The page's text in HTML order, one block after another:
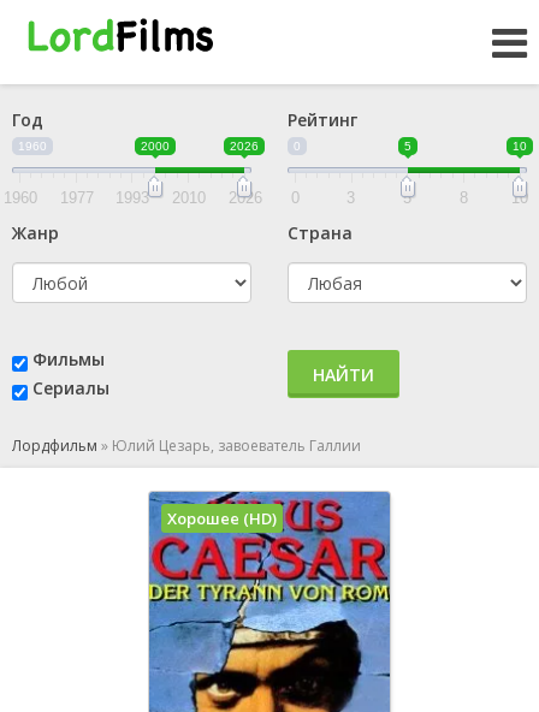
Год
1960 2000 2026
1960 1977 1993 2010 2026
Рейтинг
0 5 10
0 3 5 8 10
Жанр Страна
Фильмы
Сериалы
НАЙТИ
Лордфильм » Юлий Цезарь, завоеватель Галлии
Хорошее (HD)